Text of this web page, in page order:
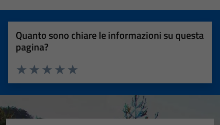
Quanto sono chiare le informazioni su questa
pagina?
Valuta 5 stelle su 5
Valuta 4 stelle su 5
Valuta 3 stelle su 5
Valuta 2 stelle su 5
Valuta 1 stelle su 5